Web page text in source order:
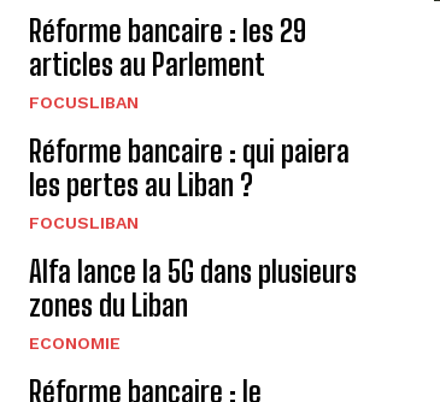
Réforme bancaire : les 29
articles au Parlement
FOCUSLIBAN
Réforme bancaire : qui paiera
les pertes au Liban ?
FOCUSLIBAN
Alfa lance la 5G dans plusieurs
zones du Liban
ECONOMIE
Réforme bancaire : le